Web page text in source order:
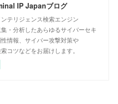
IP Japanブログ
テリジェンス検索エンジン
・分析したあらゆるサイバーセキ
情報、サイバー攻撃対策や
コツなどをお届けします。